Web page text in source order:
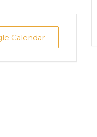
Calendar